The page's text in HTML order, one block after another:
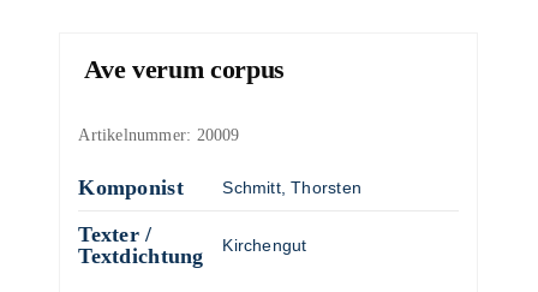
Ave verum corpus
Artikelnummer: 20009
Komponist Schmitt, Thorsten
Texter /
Textdichtung
Kirchengut